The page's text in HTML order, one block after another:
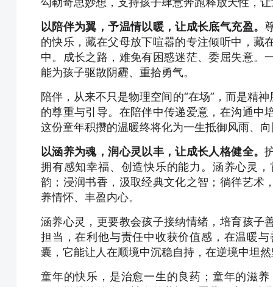
以陪伴为翼，予温情以暖，让成长底气充盈。
的快乐，藏在父母放下喧嚣的专注倾听中，藏
中。成长之路，难免有困惑迷茫、委屈失意。
能为孩子驱散阴霾、重拾勇气。
陪伴，从来不只是物理空间的“在场”，而是精
的尊重与引导。在陪伴中传递爱意，在沟通中
这份童年积攒的温暖终将化为一生抵御风雨、
以涵养为魂，润心灵以丰，让成长人格健全。
拥有感知幸福、创造快乐的能力。涵养心灵
韵；浸润书香，汲取经典文化之智；徜徉艺术
养情怀、丰盈内心。
涵养心灵，更要教会孩子接纳情绪，培育孩子
担当，在利他与责任中收获价值感，在温暖
囊，它能让人在顺境中沉稳自持，在逆境中坦
童年的快乐，是治愈一生的良药；童年的滋